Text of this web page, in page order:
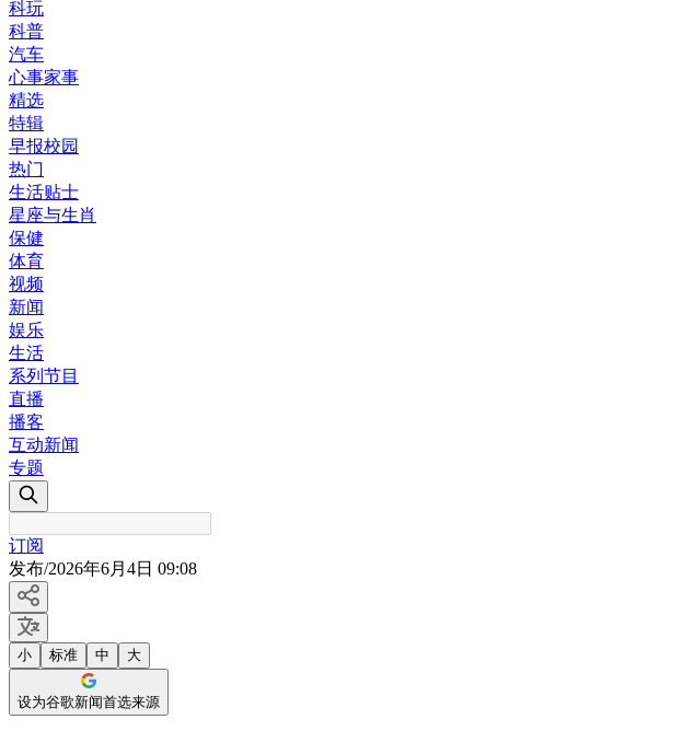
科玩
科普
汽车
心事家事
精选
特辑
早报校园
热门
生活贴士
星座与生肖
保健
体育
视频
新闻
娱乐
生活
系列节目
直播
播客
互动新闻
专题
订阅
发布/2026年6月4日 09:08
小 标准 中 大
设为谷歌新闻首选来源